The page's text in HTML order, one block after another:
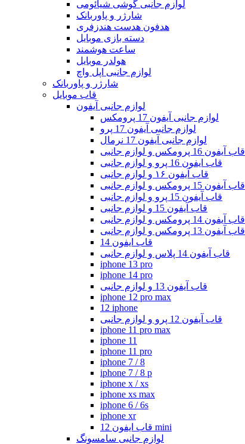
لوازم جانبی گوشی شیائومی
شارژر و پاوربانک
هدفون هدست هندزفری
دسته بازی موبایل
ساعت هوشمند
هولدر موبایل
لوازم جانبی اپل واچ
شارژر و پاوربانک
قاب موبایل
لوازم جانبی آیفون
لوازم جانبی آیفون 17 پرومکس
لوازم جانبی آیفون 17 پرو
لوازم جانبی آیفون 17 نرمال
قاب آیفون 16 پرومکس و لوازم جانبی
قاب ایفون 16 پرو و لوازم جانبی
قاب آیفون ۱۶ و لوازم جانبی
قاب آیفون 15 پرومکس و لوازم جانبی
قاب آیفون 15 پرو و لوازم جانبی
قاب آیفون 15 و لوازم جانبی
قاب آیفون 14 پرومکس و لوازم جانبی
قاب آیفون 13 پرومکس و لوازم جانبی
قاب ایفون 14
قاب آیفون 14 پلاس و لوازم جانبی
iphone 13 pro
iphone 14 pro
قاب آیفون 13 و لوازم جانبی
iphone 12 pro max
12 iphone
قاب آیفون 12 پرو و لوازم جانبی
iphone 11 pro max
iphone 11
iphone 11 pro
iphone 7 / 8
iphone 7 / 8 p
iphone x / xs
iphone xs max
iphone 6 / 6s
iphone xr
قاب ایفون 12 mini
لوازم جانبی سامسونگ